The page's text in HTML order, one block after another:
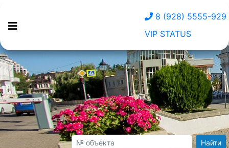
8 (928) 5555-929
VIP STATUS
Найти